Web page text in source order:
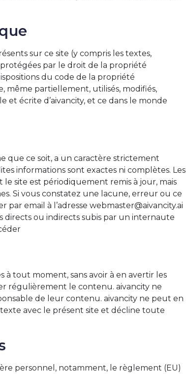
sur ce site (y compris les textes,
par le droit de la propriété
du code de la propriété
même partiellement, utilisés, modifiés,
et écrite d’aivancity, et ce dans le monde
que ce soit, a un caractère strictement
informations sont exactes ni complètes. Les
le site est périodiquement remis à jour, mais
Si vous constatez une lacune, erreur ou ce
email à l’adresse webmaster@aivancity.ai
directs ou indirects subis par un internaute
à tout moment, sans avoir à en avertir les
régulièrement le contenu. aivancity ne
de leur contenu. aivancity ne peut en
avec le présent site et décline toute
personnel, notamment, le règlement (EU)